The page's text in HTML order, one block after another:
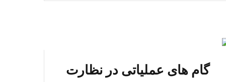
گام های عملیاتی در نظارت